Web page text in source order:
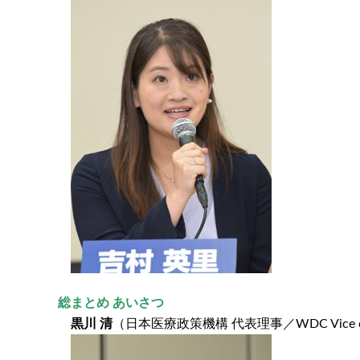
総まとめ あいさつ
黒川 清（日本医療政策機構 代表理事／WDC Vice